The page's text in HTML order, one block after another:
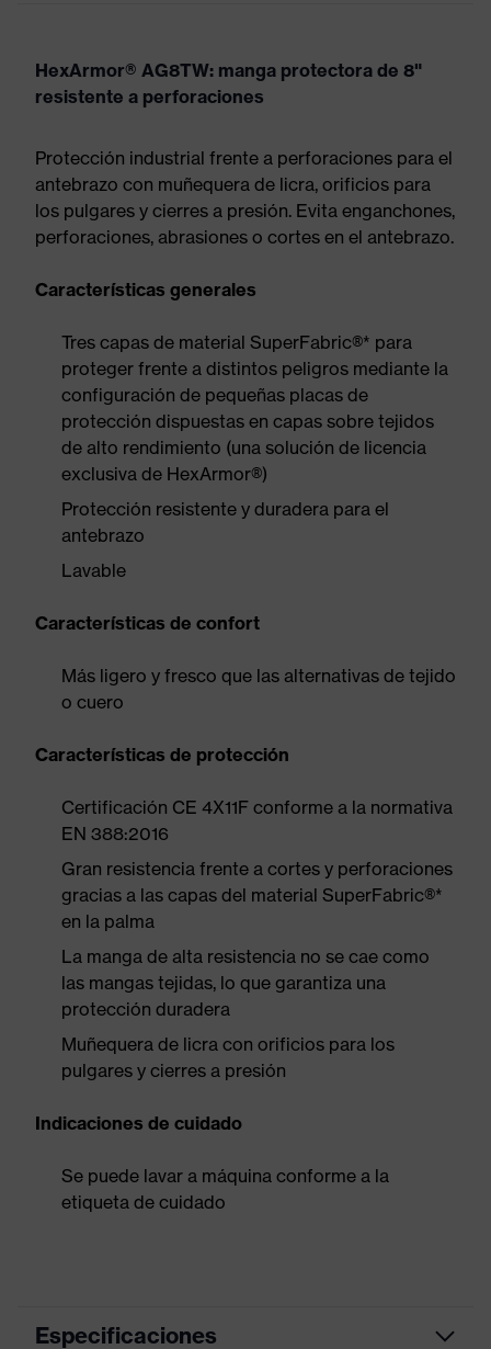
HexArmor® AG8TW: manga protectora de 8"
resistente a perforaciones
Protección industrial frente a perforaciones para el
antebrazo con muñequera de licra, orificios para
los pulgares y cierres a presión. Evita enganchones,
perforaciones, abrasiones o cortes en el antebrazo.
Características generales
Tres capas de material SuperFabric®* para
proteger frente a distintos peligros mediante la
configuración de pequeñas placas de
protección dispuestas en capas sobre tejidos
de alto rendimiento (una solución de licencia
exclusiva de HexArmor®)
Protección resistente y duradera para el
antebrazo
Lavable
Características de confort
Más ligero y fresco que las alternativas de tejido
o cuero
Características de protección
Certificación CE 4X11F conforme a la normativa
EN 388:2016
Gran resistencia frente a cortes y perforaciones
gracias a las capas del material SuperFabric®*
en la palma
La manga de alta resistencia no se cae como
las mangas tejidas, lo que garantiza una
protección duradera
Muñequera de licra con orificios para los
pulgares y cierres a presión
Indicaciones de cuidado
Se puede lavar a máquina conforme a la
etiqueta de cuidado
Especificaciones